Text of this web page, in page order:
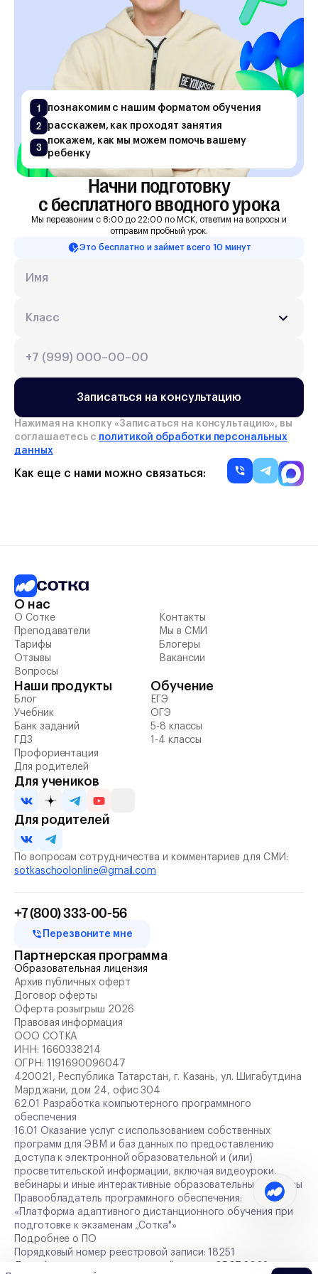
1 познакомим с нашим форматом обучения
2 расскажем, как проходят занятия
3
покажем, как мы можем помочь вашему
ребенку
Начни подготовку
с бесплатного вводного урока
Мы перезвоним с 8:00 до 22:00 по МСК, ответим на вопросы и
отправим пробный урок.
Это бесплатно и займет всего 10 минут
Записаться на консультацию
Нажимая на кнопку «Записаться на консультацию», вы
соглашаетесь с политикой обработки персональных
данных
Как еще с нами можно связаться:
О нас
О Сотке
Преподаватели
Тарифы
Отзывы
Вопросы
Контакты
Мы в СМИ
Блогеры
Вакансии
Наши продукты
Блог
Учебник
Банк заданий
ГДЗ
Профориентация
Для родителей
Обучение
ЕГЭ
ОГЭ
5-8 классы
1-4 классы
Для учеников
Для родителей
По вопросам сотрудничества и комментариев для СМИ:
sotkaschoolonline@gmail.com
+7 (800) 333-00-56
Перезвоните мне
Партнерская программа
Образовательная лицензия
Архив публичных оферт
Договор оферты
Оферта розыгрыш 2026
Правовая информация
ООО СОТКА
ИНН: 1660338214
ОГРН: 1191690096047
420021, Республика Татарстан, г. Казань, ул. Шигабутдина
Марджани, дом 24, офис 304
62.01 Разработка компьютерного программного
обеспечения
16.01 Оказание услуг с использованием собственных
программ для ЭВМ и баз данных по предоставлению
доступа к электронной образовательной и (или)
просветительской информации, включая видеоуроки,
вебинары и иные интерактивные образовательные сервисы
Правообладатель программного обеспечения:
«Платформа адаптивного дистанционного обучения при
подготовке к экзаменам „Сотка"»
Подробнее о ПО
Порядковый номер реестровой записи: 18251